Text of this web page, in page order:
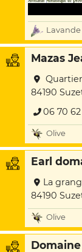
Lavande
Mazas
84190
06 70 62
Olive
Earl
La
84190
Olive